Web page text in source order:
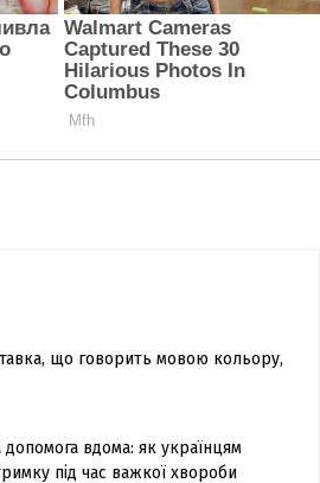
що говорить мовою кольору,
допомога вдома: як українцям
під час важкої хвороби